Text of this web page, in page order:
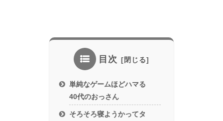
目次
単純なゲームほどハマる
40代のおっさん
そろそろ寝ようかってタ